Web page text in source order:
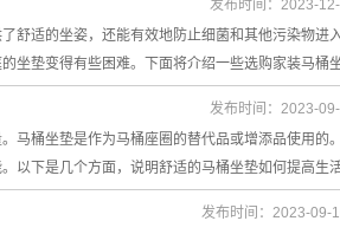
舒适的坐姿，还能有效地防止细菌和其他污染物进
垫变得有些困难。下面将介绍一些选购家装马桶
发布时间：2023-
马桶坐垫是作为马桶座圈的替代品或增添品使用的
以下是几个方面，说明舒适的马桶坐垫如何提高生
发布时间：2023-
发布时间：2023-09-